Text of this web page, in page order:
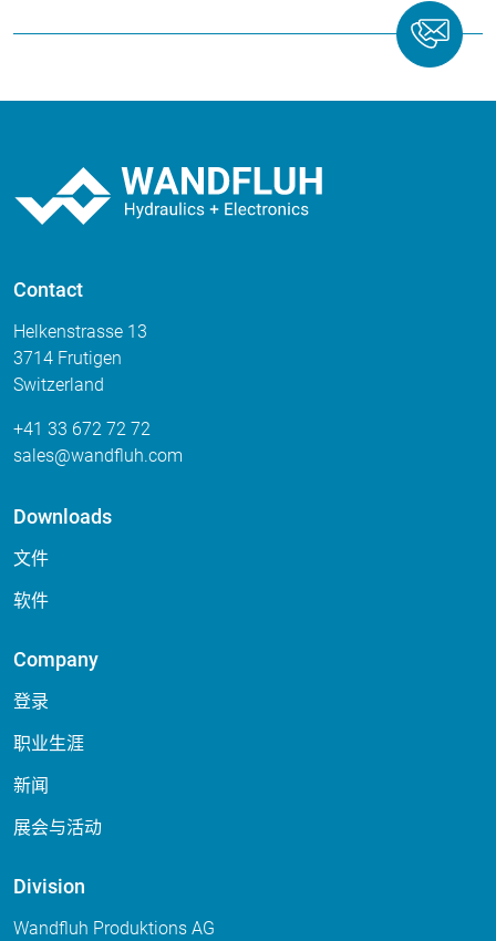
Contact
Helkenstrasse 13
3714 Frutigen
Switzerland
+41 33 672 72 72
sales
wandfluh com
Downloads
文件
软件
Company
登录
职业生涯
新闻
展会与活动
Division
Wandfluh Produktions AG